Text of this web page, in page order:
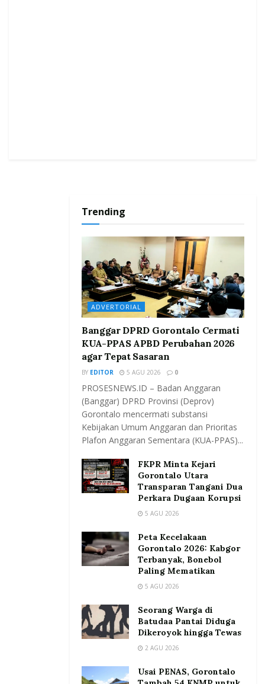
Trending
ADVERTORIAL
Banggar DPRD Gorontalo Cermati
KUA-PPAS APBD Perubahan 2026
agar Tepat Sasaran
BY EDITOR 5 AGU 2026 0
PROSESNEWS.ID – Badan Anggaran
(Banggar) DPRD Provinsi (Deprov)
Gorontalo mencermati substansi
Kebijakan Umum Anggaran dan Prioritas
Plafon Anggaran Sementara (KUA-PPAS)...
FKPR Minta Kejari
Gorontalo Utara
Transparan Tangani Dua
Perkara Dugaan Korupsi
5 AGU 2026
Peta Kecelakaan
Gorontalo 2026: Kabgor
Terbanyak, Bonebol
Paling Mematikan
5 AGU 2026
Seorang Warga di
Batudaa Pantai Diduga
Dikeroyok hingga Tewas
2 AGU 2026
Usai PENAS, Gorontalo